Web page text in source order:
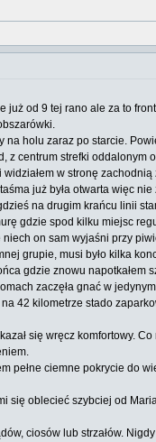
już od 9 tej rano ale za to
holu zaraz po starcie.
centrum strefki
w stronę
już była otwarta więc
na drugim krańcu linii
gdzie spod kilku miejsc
on sam wyjaśni przy
grupie, musi było kilka
gdzie znowu
zaczęła gnać w
42 kilometrze stado
się wręcz
pełne ciemne pokrycie do
się oblecieć szybciej od
ciosów lub strzałów.